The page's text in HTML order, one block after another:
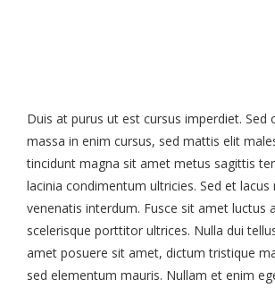
Duis at purus ut est cursus imperdiet. Sed
massa in enim cursus, sed mattis elit
tincidunt magna sit amet metus sagittis
lacinia condimentum ultricies. Sed et lacus
venenatis interdum. Fusce sit amet luctus
scelerisque porttitor ultrices. Nulla dui
amet posuere sit amet, dictum tristique
sed elementum mauris. Nullam et enim